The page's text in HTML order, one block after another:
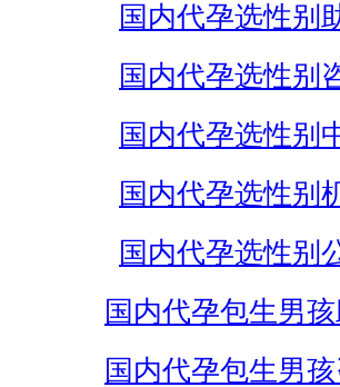
国内代孕选性别
国内代孕选性别
国内代孕选性别
国内代孕选性别
国内代孕选性别
国内代孕包生男
国内代孕包生男